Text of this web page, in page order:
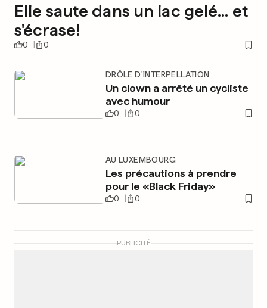
Elle saute dans un lac gelé... et
s'écrase!
0 0
DRÔLE D'INTERPELLATION
Un clown a arrêté un cycliste
avec humour
0 0
AU LUXEMBOURG
Les précautions à prendre
pour le «Black Friday»
0 0
PUBLICITÉ